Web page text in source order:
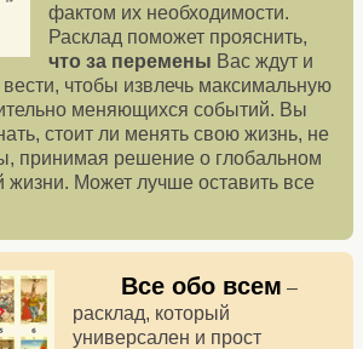
фактом их необходимости.
Расклад поможет прояснить,
что за перемены Вас ждут и
вести, чтобы извлечь максимальную
меняющихся событий. Вы
стоит ли менять свою жизнь, не
принимая решение о глобальном
жизни. Может лучше оставить все
Все обо всем –
расклад, который
универсален и прост